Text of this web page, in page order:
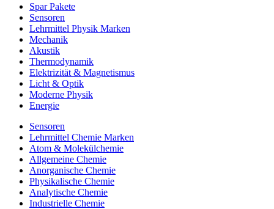
Spar Pakete
Sensoren
Lehrmittel Physik Marken
Mechanik
Akustik
Thermodynamik
Elektrizität & Magnetismus
Licht & Optik
Moderne Physik
Energie
Sensoren
Lehrmittel Chemie Marken
Atom & Molekülchemie
Allgemeine Chemie
Anorganische Chemie
Physikalische Chemie
Analytische Chemie
Industrielle Chemie